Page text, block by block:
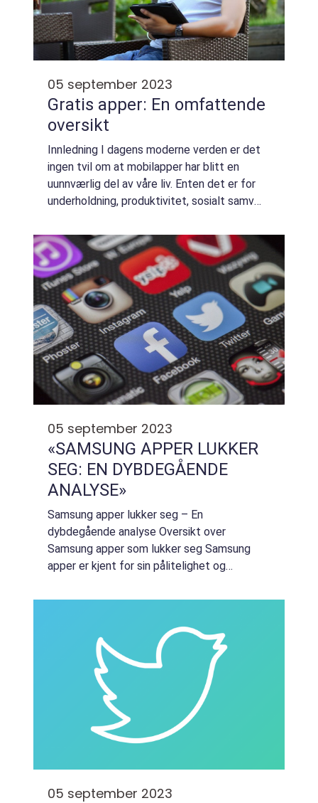
05 september 2023
Gratis apper: En omfattende
oversikt
Innledning I dagens moderne verden er det
ingen tvil om at mobilapper har blitt en
uunnværlig del av våre liv. Enten det er for
underholdning, produktivitet, sosialt samvær
er det en app for nesten alt. ...
05 september 2023
«SAMSUNG APPER LUKKER
SEG: EN DYBDEGÅENDE
ANALYSE»
Samsung apper lukker seg – En
dybdegående analyse Oversikt over
Samsung apper som lukker seg Samsung
apper er kjent for sin pålitelighet og
brukere problemer med apper som lukker
05 september 2023